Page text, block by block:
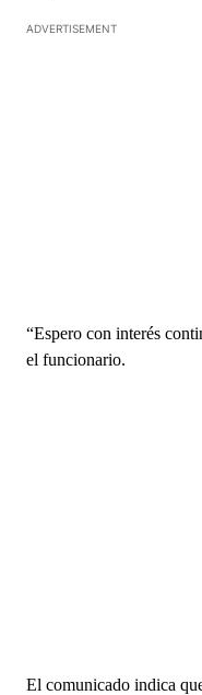
ADVERTISEMENT
“Espero con interés
el funcionario.
El comunicado indica